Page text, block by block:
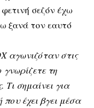
σεζόν έχω
ξανά τον εαυτό
αγωνιζόταν στις
γνωρίζετε τη
Τι σημαίνει για
έχει βγει μέσα